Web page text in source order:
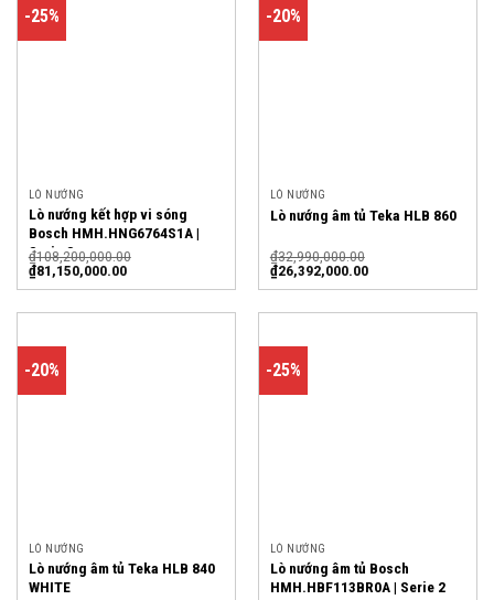
-25%
LÒ NƯỚNG
Lò nướng kết hợp vi sóng
Bosch HMH.HNG6764S1A |
Serie 8
₫108,200,000.00
₫81,150,000.00
-20%
LÒ NƯỚNG
Lò nướng âm tủ Teka HLB 860
₫32,990,000.00
₫26,392,000.00
-20%
LÒ NƯỚNG
Lò nướng âm tủ Teka HLB 840
WHITE
-25%
LÒ NƯỚNG
Lò nướng âm tủ Bosch
HMH.HBF113BR0A | Serie 2